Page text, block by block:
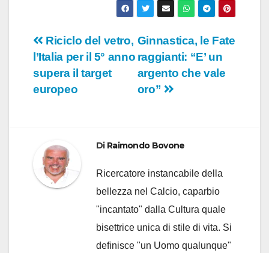
Navigazione
articoli
Ginnastica, le Fate
raggianti: “E’ un
argento che vale
oro”
Riciclo del vetro,
l’Italia per il 5° anno
supera il target
europeo
Di Raimondo Bovone
Ricercatore instancabile della
bellezza nel Calcio, caparbio
"incantato" dalla Cultura quale
bisettrice unica di stile di vita. Si
definisce "un Uomo qualunque"